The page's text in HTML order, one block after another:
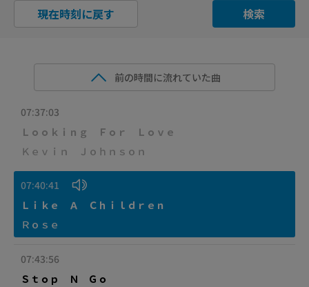
検索
現在時刻に戻す
前の時間に流れていた曲
07:37:03
Ｌｏｏｋｉｎｇ Ｆｏｒ Ｌｏｖｅ
Ｋｅｖｉｎ Ｊｏｈｎｓｏｎ
07:40:41
Ｌｉｋｅ Ａ Ｃｈｉｌｄｒｅｎ
Ｒｏｓｅ
07:43:56
Ｓｔｏｐ Ｎ Ｇｏ